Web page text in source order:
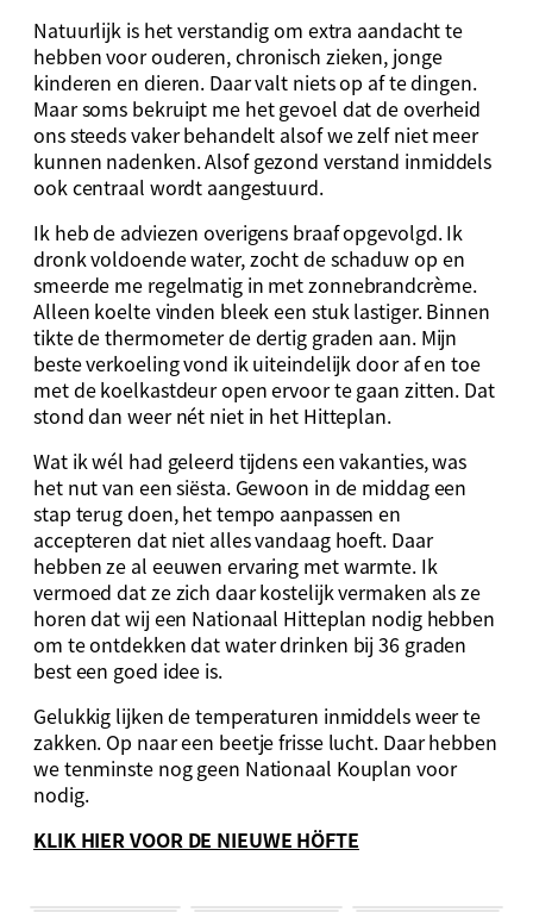
Natuurlijk is het verstandig om extra aandacht te
hebben voor ouderen, chronisch zieken, jonge
kinderen en dieren. Daar valt niets op af te dingen.
Maar soms bekruipt me het gevoel dat de overheid
ons steeds vaker behandelt alsof we zelf niet meer
kunnen nadenken. Alsof gezond verstand inmiddels
ook centraal wordt aangestuurd.
Ik heb de adviezen overigens braaf opgevolgd. Ik
dronk voldoende water, zocht de schaduw op en
smeerde me regelmatig in met zonnebrandcrème.
Alleen koelte vinden bleek een stuk lastiger. Binnen
tikte de thermometer de dertig graden aan. Mijn
beste verkoeling vond ik uiteindelijk door af en toe
met de koelkastdeur open ervoor te gaan zitten. Dat
stond dan weer nét niet in het Hitteplan.
Wat ik wél had geleerd tijdens een vakanties, was
het nut van een siësta. Gewoon in de middag een
stap terug doen, het tempo aanpassen en
accepteren dat niet alles vandaag hoeft. Daar
hebben ze al eeuwen ervaring met warmte. Ik
vermoed dat ze zich daar kostelijk vermaken als ze
horen dat wij een Nationaal Hitteplan nodig hebben
om te ontdekken dat water drinken bij 36 graden
best een goed idee is.
Gelukkig lijken de temperaturen inmiddels weer te
zakken. Op naar een beetje frisse lucht. Daar hebben
we tenminste nog geen Nationaal Kouplan voor
nodig.
KLIK HIER VOOR DE NIEUWE HÖFTE